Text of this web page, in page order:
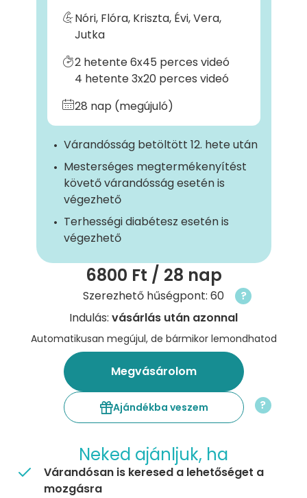
Nóri, Flóra, Kriszta, Évi, Vera,
Jutka
2 hetente 6x45 perces videó
4 hetente 3x20 perces videó
28 nap (megújuló)
Várandósság betöltött 12. hete után
Mesterséges megtermékenyítést
követő várandósság esetén is
végezhető
Terhességi diabétesz esetén is
végezhető
6800 Ft / 28 nap
Szerezhető hűségpont: 60
?
Indulás: vásárlás után azonnal
Automatikusan megújul, de bármikor lemondhatod
Megvásárolom
Ajándékba veszem ?
Neked ajánljuk, ha
Várandósan is keresed a lehetőséget a
mozgásra